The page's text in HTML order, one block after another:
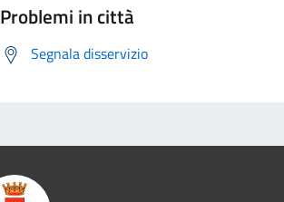
Problemi in città
Segnala disservizio